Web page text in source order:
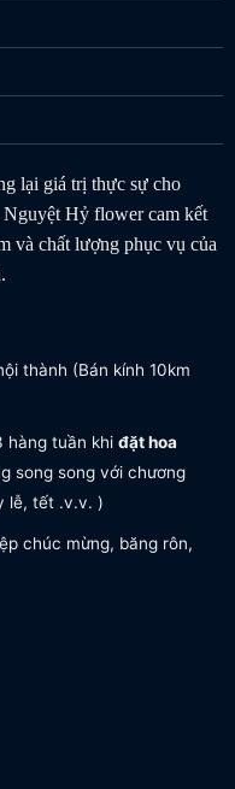
lại giá trị thực sự cho
Hỷ flower cam kết
và chất lượng phục vụ của
thành (Bán kính 10km
hàng tuần khi đặt hoa
song song với chương
lễ, tết .v.v. )
chúc mừng, băng rôn,